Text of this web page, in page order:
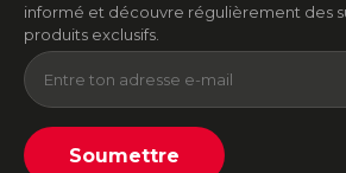
informé et découvre régulièrement des
produits exclusifs.
Soumettre